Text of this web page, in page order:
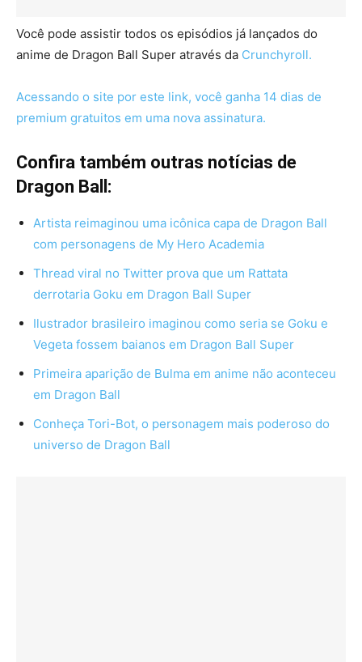
Você pode assistir todos os episódios já lançados do
anime de Dragon Ball Super através da Crunchyroll.
Acessando o site por este link, você ganha 14 dias de
premium gratuitos em uma nova assinatura.
Confira também outras notícias de
Dragon Ball:
Artista reimaginou uma icônica capa de Dragon Ball
com personagens de My Hero Academia
Thread viral no Twitter prova que um Rattata
derrotaria Goku em Dragon Ball Super
Ilustrador brasileiro imaginou como seria se Goku e
Vegeta fossem baianos em Dragon Ball Super
Primeira aparição de Bulma em anime não aconteceu
em Dragon Ball
Conheça Tori-Bot, o personagem mais poderoso do
universo de Dragon Ball